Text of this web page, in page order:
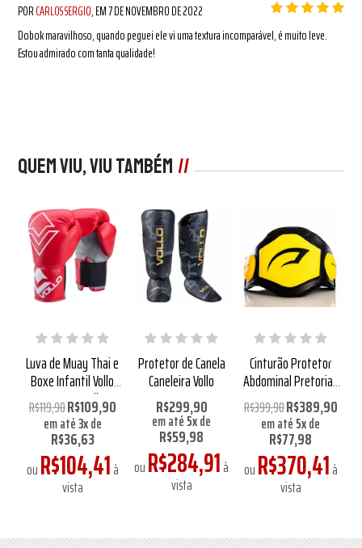
PORCARLOS SERGIO, EM7 DE NOVEMBRO DE 2022
Dobok maravilhoso, quando peguei ele vi uma textura incomparável, é muito leve.
Estou admirado com tanta qualidade!
Quem viu, viu também
Luva de Muay Thai e
Boxe Infantil Vollo
08oz Vermelha
R$119,90R$109,90
em até3xde
R$36,63
ouR$104,41à
vista
Protetor de Canela
Caneleira Vollo
R$299,90
em até5xde
R$59,98
ouR$284,91à
vista
Cinturão Protetor
Abdominal Pretorian
Gym
R$399,90R$389,90
em até5xde
R$77,98
ouR$370,41à
vista